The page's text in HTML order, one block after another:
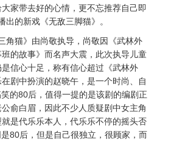
家带去好的心情，更不忘推荐自己即
出的新戏《无敌三脚猫》。
猫》由尚敬执导，尚敬因《武林外
的故事》而名声大震，此次执导儿童
信心十足，称有信心超过《武林外
剧中扮演的赵晓午，是一个时尚、自
的80后，值得一提的是该剧的编剧正
俞白眉，因此不少人质疑剧中女主角
是代乐乐本人，代乐乐不停的摇头否
80后，但是自己很独立，很顾家，而